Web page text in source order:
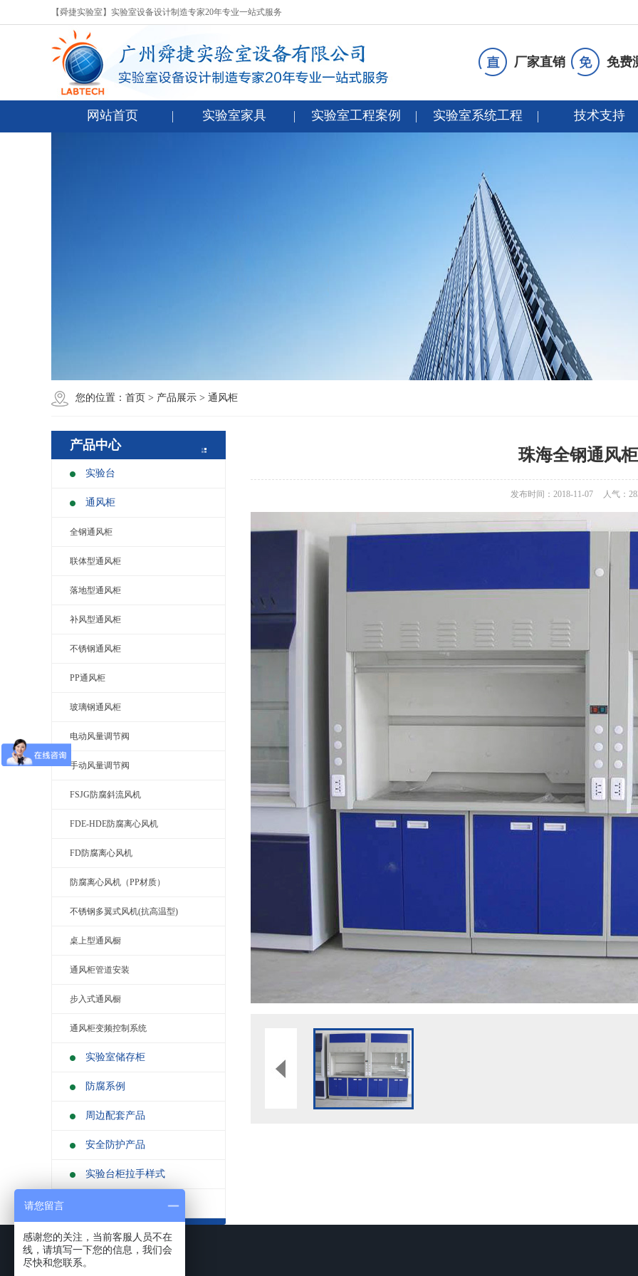
【舜捷实验室】实验室设备设计制造专家20年专业一站式服务
厂家直销 免费
网站首页 实验室家具 实验室工程案例 实验室系统工程 技术支持
您的位置： 首页 > 产品展示 > 通风柜
产品中心
实验台
通风柜
全钢通风柜
联体型通风柜
落地型通风柜
补风型通风柜
不锈钢通风柜
PP通风柜
玻璃钢通风柜
电动风量调节阀
手动风量调节阀
FSJG防腐斜流风机
FDE-HDE防腐离心风机
FD防腐离心风机
防腐离心风机（PP材质）
不锈钢多翼式风机(抗高温型)
桌上型通风橱
通风柜管道安装
步入式通风橱
通风柜变频控制系统
实验室储存柜
防腐系例
周边配套产品
安全防护产品
实验台柜拉手样式
珠海全钢通风柜
发布时间：2018-11-07 人气：
请您留言
感谢您的关注，当前客服人员不在
线，请填写一下您的信息，我们会
尽快和您联系。